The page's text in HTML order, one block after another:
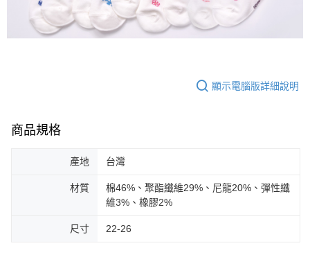
顯示電腦版詳細說明
商品規格
產地 台灣
材質
棉46%、聚酯纖維29%、尼龍20%、彈性纖
維3%、橡膠2%
尺寸 22-26